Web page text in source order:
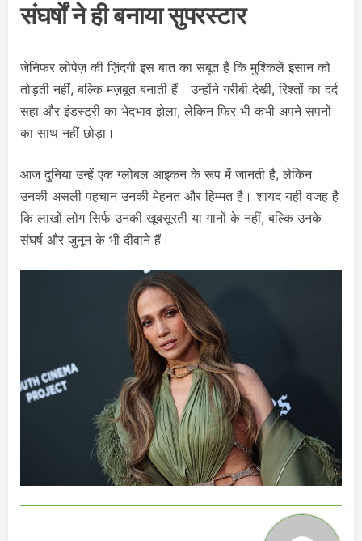
संघर्षों ने ही बनाया सुपरस्टार
जेनिफर लोपेज़ की ज़िंदगी इस बात का सबूत है कि मुश्किलें इंसान को
तोड़ती नहीं, बल्कि मज़बूत बनाती हैं। उन्होंने गरीबी देखी, रिश्तों का दर्द
सहा और इंडस्ट्री का भेदभाव झेला, लेकिन फिर भी कभी अपने सपनों
का साथ नहीं छोड़ा।
आज दुनिया उन्हें एक ग्लोबल आइकन के रूप में जानती है, लेकिन
उनकी असली पहचान उनकी मेहनत और हिम्मत है। शायद यही वजह है
कि लाखों लोग सिर्फ उनकी खूबसूरती या गानों के नहीं, बल्कि उनके
संघर्ष और जुनून के भी दीवाने हैं।